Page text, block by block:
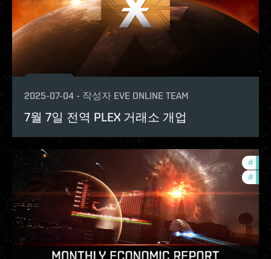
2025-07-04 - 작성자 EVE ONLINE TEAM
7월 7일 전역 PLEX 거래소 개업
#
#